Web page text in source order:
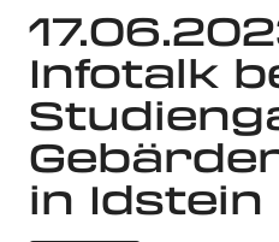
Infotalk
in Idstein